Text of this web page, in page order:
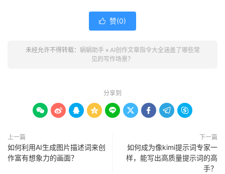
 赞(0)
未经允许不得转载： 蜗蜗助手» AI创作文章指令大全涵盖了哪些常
见的写作场景？
分享到
        
上一篇
如何利用AI生成图片描述词来创
作富有想象力的画面？
下一篇
如何成为像kimi提示词专家一
样，能写出高质量提示词的高
手？